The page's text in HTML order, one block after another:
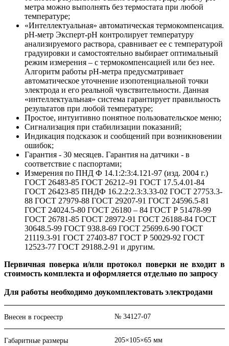
метра можно выполнять без термостата при любой
температуре;
«Интеллектуальная» автоматическая термокомпенсация.
рН-метр Эксперт-рН контролирует температуру
анализируемого раствора, сравнивает ее с температурой
градуировки и самостоятельно выбирает оптимальный
режим измерения – с термокомпенсацией или без нее.
Алгоритм работы рН-метра предусматривает
автоматическое уточнение изопотенциальной точки
электрода и его реальной чувствительности. Данная
«интеллектуальная» система гарантирует правильность
результатов при любой температуре;
Простое, интуитивно понятное пользовательское меню;
Сигнализация при стабилизации показаний;
Индикация подсказок и сообщений при возникновении
ошибок;
Гарантия - 30 месяцев. Гарантия на датчики - в
соответствие с паспортами;
Измерения по ПНД Ф 14.1:2:3:4.121-97 (изд. 2004 г.)
ГОСТ 26483-85 ГОСТ 26212–91 ГОСТ 17.5.4.01-84
ГОСТ 26423-85 ПНДФ 16.2.2:2.3:3.33-02 ГОСТ 27753.3-
88 ГОСТ 27979-88 ГОСТ 29207-91 ГОСТ 24596.5-81
ГОСТ 24024.5-80 ГОСТ 26180 – 84 ГОСТ Р 51478-99
ГОСТ 26781-85 ГОСТ 28972-91 ГОСТ 26188-84 ГОСТ
30648.5-99 ГОСТ 938.8-69 ГОСТ 25699.6-90 ГОСТ
21119.3-91 ГОСТ 27403-87 ГОСТ Р 50029-92 ГОСТ
12523-77 ГОСТ 29188.2-91 и другим.
Первичная поверка и/или протокол поверки не входит в
стоимость комплекта и оформляется отдельно по запросу
Для работы необходимо доукомплектовать электродами
Внесен в госреестр № 34127-07
Габаритные размеры 205×105×65 мм